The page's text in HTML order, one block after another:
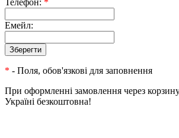
Емейл:
* - Поля, обов'язкові для заповнення
При оформленні замовлення через
Україні безкоштовна!